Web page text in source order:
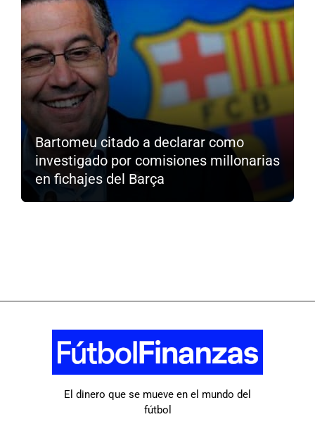
Bartomeu citado a declarar como
investigado por comisiones millonarias
en fichajes del Barça
El dinero que se mueve en el mundo del
fútbol